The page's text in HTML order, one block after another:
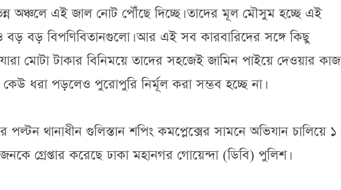
অঞ্চলে এই জাল নোট পৌঁছে দিচ্ছে। তাদের মূল মৌসুম হচ্ছে এই
বড় বিপণিবিতানগুলো। আর এই সব কারবারিদের সঙ্গে কিছু
মোটা টাকার বিনিময়ে তাদের সহজেই জামিন পাইয়ে দেওয়ার কাজ
ধরা পড়লেও পুরোপুরি নির্মূল করা সম্ভব হচ্ছে না।
পল্টন থানাধীন গুলিস্তান শপিং কমপ্লেক্সের সামনে অভিযান চালিয়ে ১
গ্রেপ্তার করেছে ঢাকা মহানগর গোয়েন্দা (ডিবি) পুলিশ।